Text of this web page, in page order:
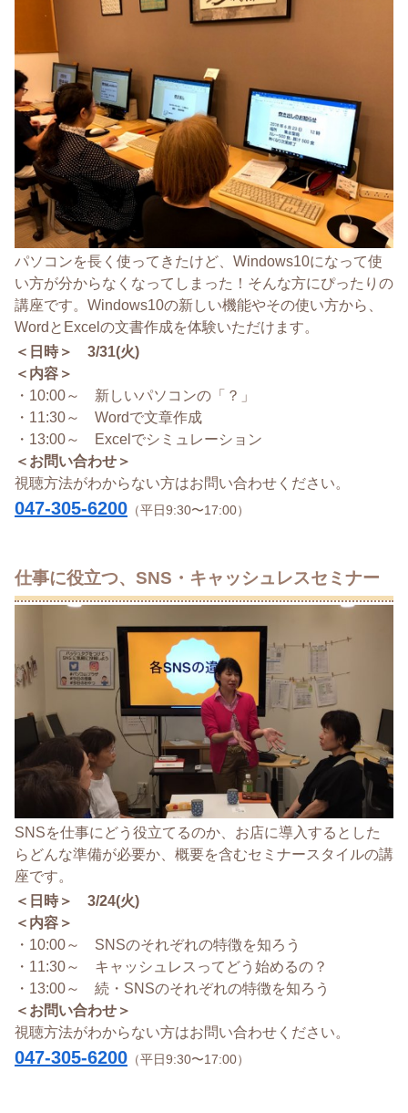
パソコンを長く使ってきたけど、Windows10になって使
い方が分からなくなってしまった！そんな方にぴったりの
講座です。Windows10の新しい機能やその使い方から、
WordとExcelの文書作成を体験いただけます。
＜日時＞ 3/31(火)
＜内容＞
・10:00～ 新しいパソコンの「？」
・11:30～ Wordで文章作成
・13:00～ Excelでシミュレーション
＜お問い合わせ＞
視聴方法がわからない方はお問い合わせください。
047-305-6200 （平日9:30〜17:00）
仕事に役立つ、SNS・キャッシュレスセミナー
SNSを仕事にどう役立てるのか、お店に導入するとした
らどんな準備が必要か、概要を含むセミナースタイルの講
座です。
＜日時＞ 3/24(火)
＜内容＞
・10:00～ SNSのそれぞれの特徴を知ろう
・11:30～ キャッシュレスってどう始めるの？
・13:00～ 続・SNSのそれぞれの特徴を知ろう
＜お問い合わせ＞
視聴方法がわからない方はお問い合わせください。
047-305-6200 （平日9:30〜17:00）